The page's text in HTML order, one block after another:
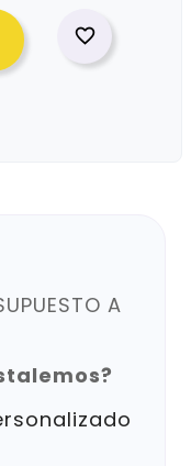

A